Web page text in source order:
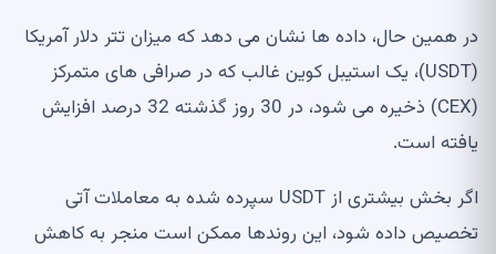
در همین حال، داده ها نشان می دهد که میزان تتر دلار آمریکا
(USDT)، یک استیبل کوین غالب که در صرافی های متمرکز
(CEX) ذخیره می شود، در 30 روز گذشته 32 درصد افزایش
یافته است.
اگر بخش بیشتری از USDT سپرده شده به معاملات آتی
تخصیص داده شود، این روندها ممکن است منجر به کاهش